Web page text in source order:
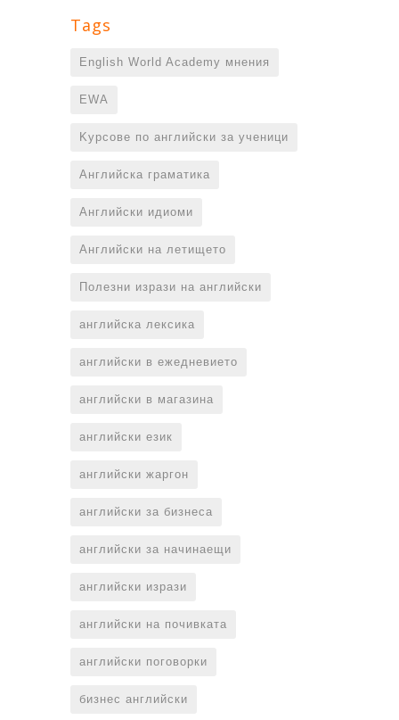
Tags
English World Academy мнения
EWA
Kурсове по английски за ученици
Английска граматика
Английски идиоми
Английски на летището
Полезни изрази на английски
английска лексика
английски в ежедневието
английски в магазина
английски език
английски жаргон
английски за бизнеса
английски за начинаещи
английски изрази
английски на почивката
английски поговорки
бизнес английски